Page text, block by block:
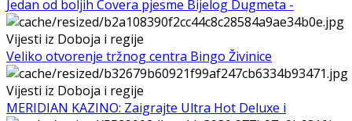
Jedan od boljih Covera pjesme Bijelog Dugmeta -
Vijesti iz Doboja i regije
Veliko otvorenje tržnog centra Bingo Živinice
Vijesti iz Doboja i regije
MERIDIAN KAZINO: Zaigrajte Ultra Hot Deluxe i